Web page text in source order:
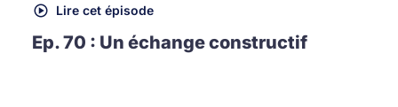
Lire cet épisode
Ep. 70 : Un échange constructif